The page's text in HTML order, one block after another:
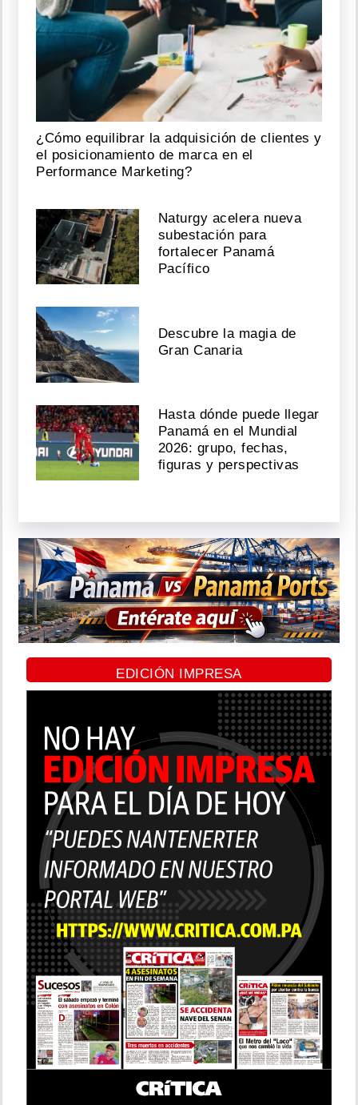
¿Cómo equilibrar la adquisición de clientes y
el posicionamiento de marca en el
Performance Marketing?
Naturgy acelera nueva
subestación para
fortalecer Panamá
Pacífico
Descubre la magia de
Gran Canaria
Hasta dónde puede llegar
Panamá en el Mundial
2026: grupo, fechas,
figuras y perspectivas
EDICIÓN IMPRESA